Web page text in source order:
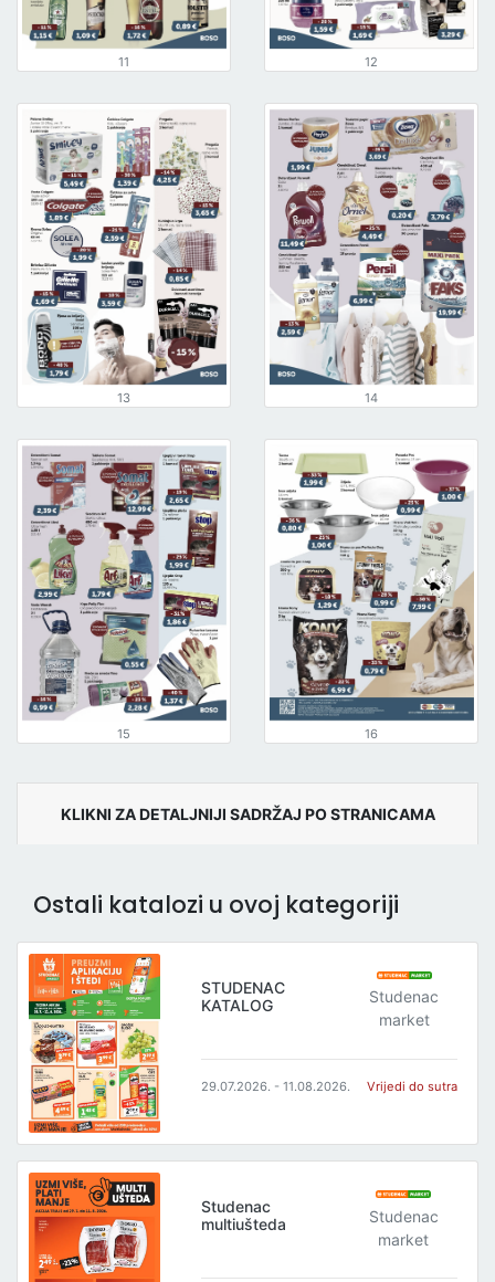
11 12
13 14
15 16
KLIKNI ZA DETALJNIJI SADRŽAJ PO STRANICAMA
Ostali katalozi u ovoj kategoriji
STUDENAC
KATALOG
Studenac
market
29.07.2026. - 11.08.2026. Vrijedi do sutra
Studenac
multiušteda
Studenac
market